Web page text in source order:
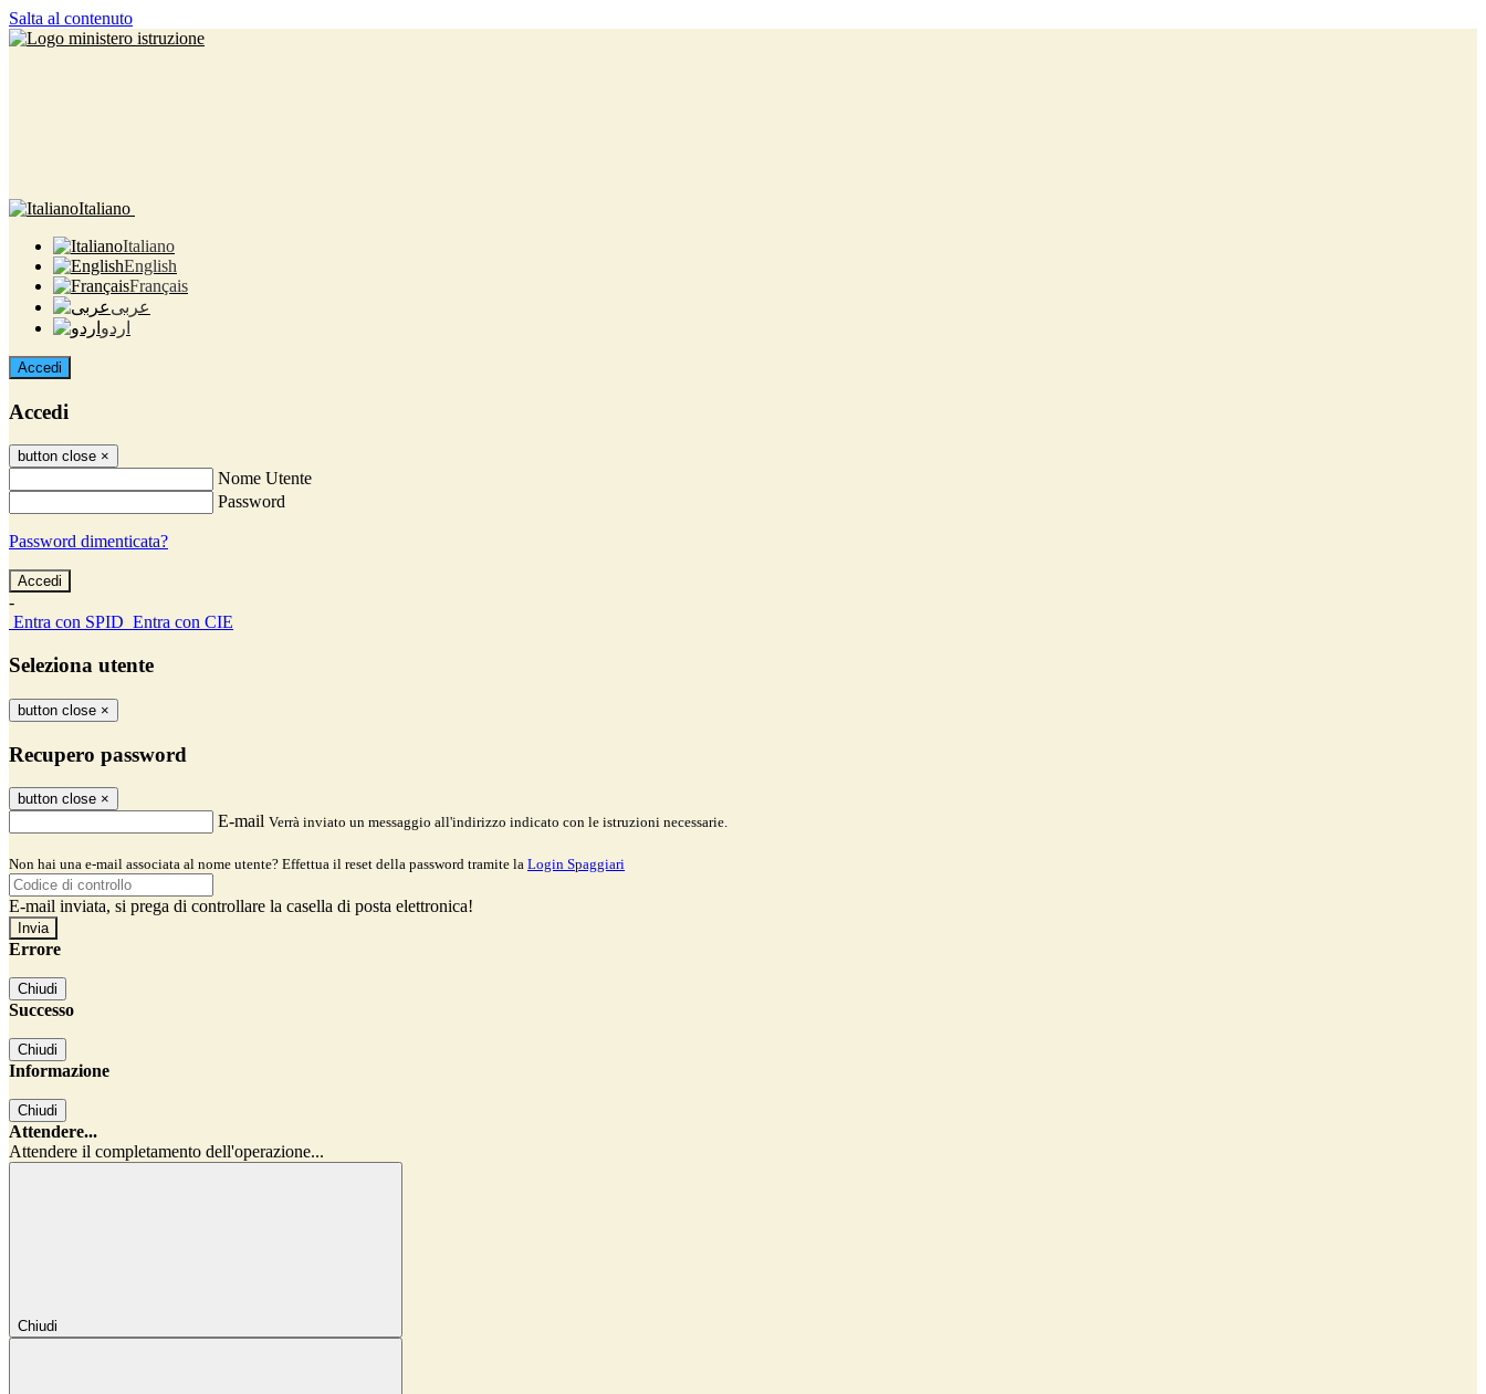
Salta al contenuto
Italiano
Italiano
English
Français
عربى
اردو
Accedi
Accedi
button close ×
Nome Utente
Password
Password dimenticata?
-
Entra con SPID Entra con CIE
Seleziona utente
button close ×
Recupero password
button close ×
E-mail Verrà inviato un messaggio all'indirizzo indicato con le istruzioni necessarie.
Non hai una e-mail associata al nome utente? Effettua il reset della password tramite la Login Spaggiari
E-mail inviata, si prega di controllare la casella di posta elettronica!
Errore
Chiudi
Successo
Chiudi
Informazione
Chiudi
Attendere...
Attendere il completamento dell'operazione...
Chiudi